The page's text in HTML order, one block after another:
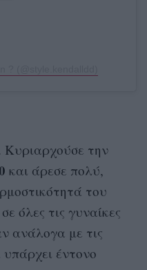
την
και άρεσε πολύ,
του
όλες τις γυναίκες
ανάλογα με τις
έντονο